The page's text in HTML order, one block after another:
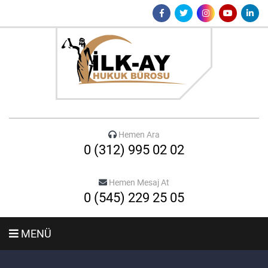
Hemen Ara
0 (312) 995 02 02
Hemen Mesaj At
0 (545) 229 25 05
MENÜ